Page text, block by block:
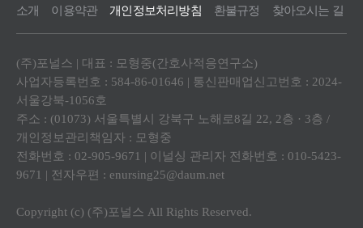
소개 이용약관 개인정보처리방침 환불규정 찾아오시는 길
(주)포널스 | 대표 : 모형중(간호사적응연구소)
사업자등록번호 : 584-86-01646 | 통신판매업신고번호 : 2024-
서울강북-1056호
주소 : (01073) 서울특별시 강북구 노해로8길 22, 2층 · 3층 /
개인정보관리책임자 : 모형중
전화번호 : 02-905-9671 | 이널싱 관리자 전화번호 : 010-5423-
9671 | 전자우편 : enursing25@daum.net
Copyright (c) (주)포널스 All Rights Reserved.